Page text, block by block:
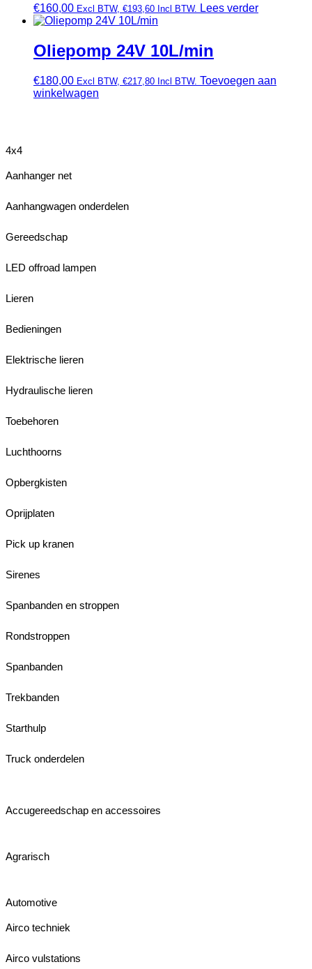
€160,00 Excl BTW, €193,60 Incl BTW. Lees verder
Oliepomp 24V 10L/min
€180,00 Excl BTW, €217,80 Incl BTW. Toevoegen aan
winkelwagen
4x4
Aanhanger net
Aanhangwagen onderdelen
Gereedschap
LED offroad lampen
Lieren
Bedieningen
Elektrische lieren
Hydraulische lieren
Toebehoren
Luchthoorns
Opbergkisten
Oprijplaten
Pick up kranen
Sirenes
Spanbanden en stroppen
Rondstroppen
Spanbanden
Trekbanden
Starthulp
Truck onderdelen
Accugereedschap en accessoires
Agrarisch
Automotive
Airco techniek
Airco vulstations